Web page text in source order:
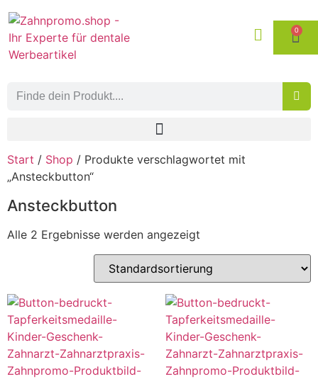
0
Start / Shop / Produkte verschlagwortet mit
„Ansteckbutton“
Ansteckbutton
Alle 2 Ergebnisse werden angezeigt